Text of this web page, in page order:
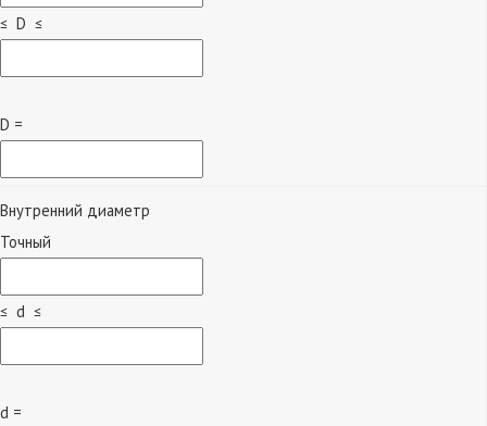
≤ D ≤
D =
Внутренний диаметр
Точный
≤ d ≤
d =